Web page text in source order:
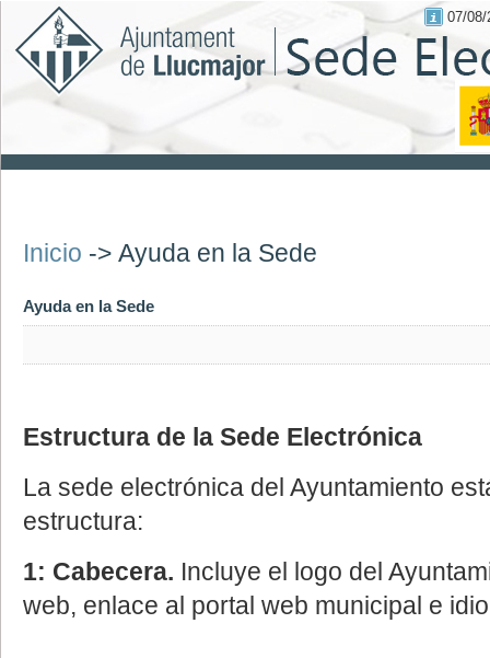
07/08/
Inicio -> Ayuda en la Sede
Ayuda en la Sede
Estructura de la Sede Electrónica
La sede electrónica del Ayuntamiento
estructura:
1: Cabecera. Incluye el logo del
web, enlace al portal web municipal e